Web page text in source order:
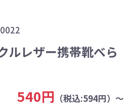
ルレザー携帯靴べら
540円 （税込:594円）～